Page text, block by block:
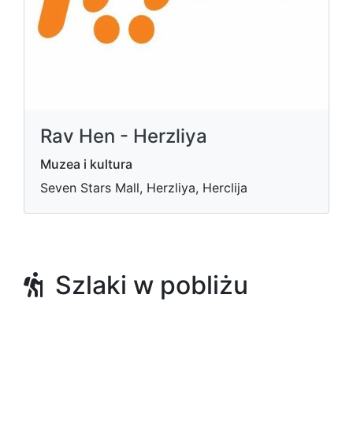
Rav Hen - Herzliya
Muzea i kultura
Seven Stars Mall, Herzliya, Herclija
Szlaki w pobliżu